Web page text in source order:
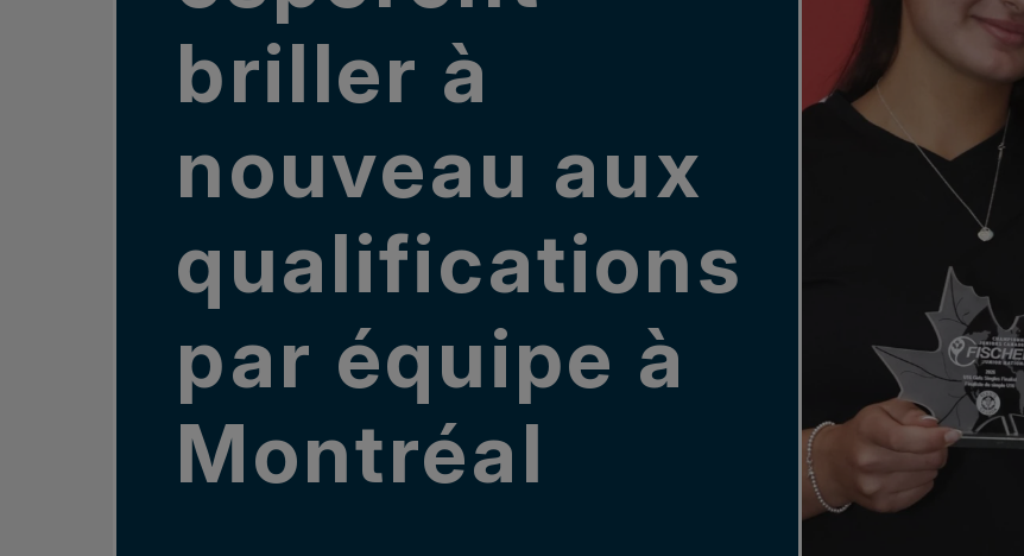
briller à
nouveau aux
qualifications
par équipe à
Montréal